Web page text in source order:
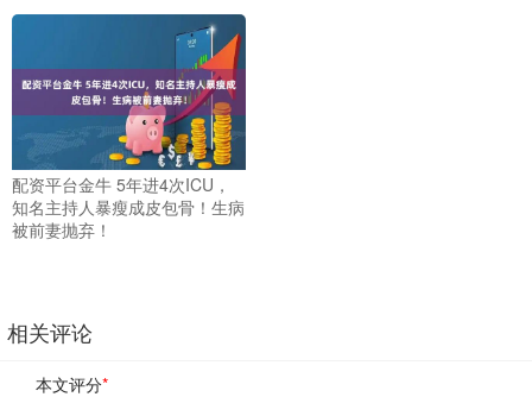
配资平台金牛 5年进4次ICU，
知名主持人暴瘦成皮包骨！生病
被前妻抛弃！
相关评论
本文评分*